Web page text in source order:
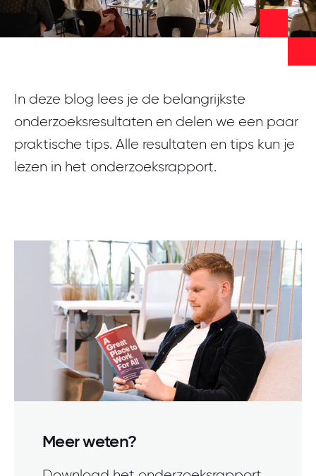
In deze blog lees je de belangrijkste
onderzoeksresultaten en delen we een paar
praktische tips. Alle resultaten en tips kun je
lezen in het onderzoeksrapport.
Meer weten?